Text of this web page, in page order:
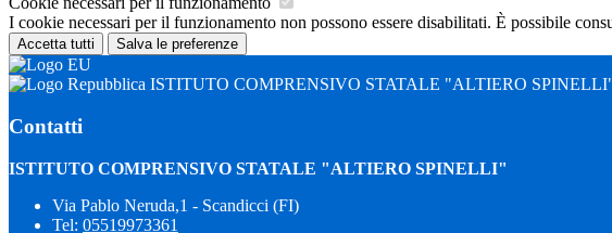
I cookie necessari per il funzionamento non possono essere disabilitati. È possibile
Accetta tutti Salva le preferenze
ISTITUTO COMPRENSIVO STATALE "ALTIERO
Contatti
ISTITUTO COMPRENSIVO STATALE "ALTIERO SPINELLI"
Via Pablo Neruda,1 - Scandicci (FI)
Tel: 05519973361